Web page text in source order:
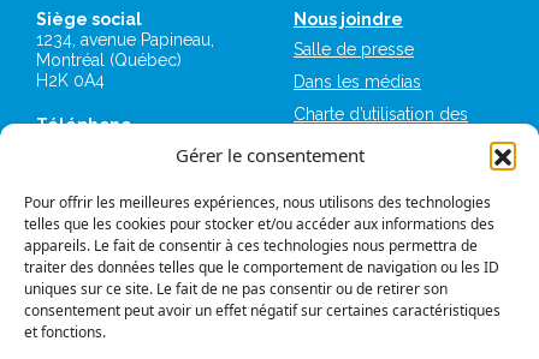
Gérer le consentement
Pour offrir les meilleures expériences, nous utilisons des technologies
telles que les cookies pour stocker et/ou accéder aux informations des
appareils. Le fait de consentir à ces technologies nous permettra de
traiter des données telles que le comportement de navigation ou les ID
uniques sur ce site. Le fait de ne pas consentir ou de retirer son
consentement peut avoir un effet négatif sur certaines caractéristiques
et fonctions.
Siège social
1234, avenue Papineau,
Montréal (Québec)
H2K 0A4
Téléphone
Télécopieur
514 987-7273
1 877 987-7273
Nous joindre
Salle de presse
Dans les médias
Charte d’utilisation des
de la FIQ
Logos et normes
graphiques
FIQ Militantes
IntraFIQ